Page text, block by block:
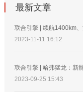
最新文章
联合引擎 | 续航1400km
2023-11-11 16:12
联合引擎 | 哈弗猛龙：新
2023-09-25 15:43